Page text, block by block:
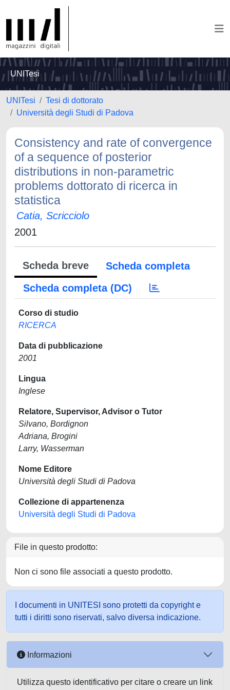
UNITesi
UNITesi
Tesi di dottorato
Università degli Studi di Padova
Consistency and rate of convergence
of a sequence of posterior
distributions in non-parametric
problems dottorato di ricerca in
statistica
Catia, Scricciolo
2001
Scheda breve
Scheda completa
Scheda completa (DC)
Corso di studio
RICERCA
Data di pubblicazione
2001
Lingua
Inglese
Relatore, Supervisor, Advisor o Tutor
Silvano, Bordignon
Adriana, Brogini
Larry, Wasserman
Nome Editore
Università degli Studi di Padova
Collezione di appartenenza
Università degli Studi di Padova
File in questo prodotto:
Non ci sono file associati a questo prodotto.
I documenti in UNITESI sono protetti da copyright e
tutti i diritti sono riservati, salvo diversa indicazione.
Informazioni
Utilizza questo identificativo per citare o creare un link